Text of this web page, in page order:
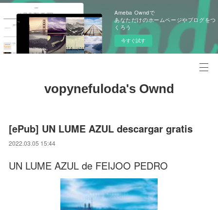
Ameba Owndで
あなただけのホームページやブログをつ
くろう
今すぐ試す
vopynefuloda's Ownd
[ePub] UN LUME AZUL descargar gratis
2022.03.05 15:44
UN LUME AZUL de FEIJOO PEDRO